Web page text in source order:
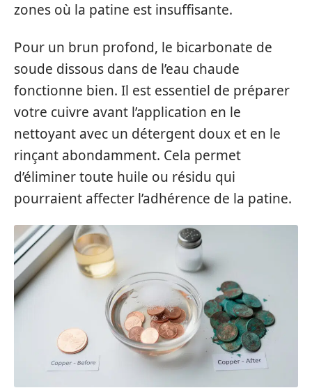
zones où la patine est insuffisante.
Pour un brun profond, le bicarbonate de
soude dissous dans de l’eau chaude
fonctionne bien. Il est essentiel de préparer
votre cuivre avant l’application en le
nettoyant avec un détergent doux et en le
rinçant abondamment. Cela permet
d’éliminer toute huile ou résidu qui
pourraient affecter l’adhérence de la patine.